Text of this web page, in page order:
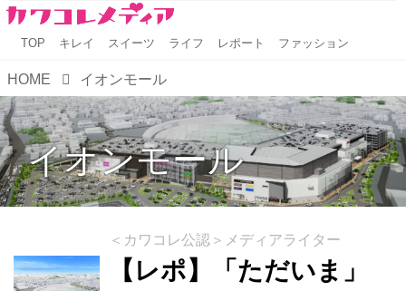
TOP キレイ スイーツ ライフ レポート ファッション
HOME イオンモール
イオンモール
＜カワコレ公認＞メディアライター
【レポ】「ただいま」